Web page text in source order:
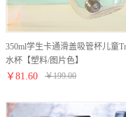
350ml学生卡通滑盖吸管杯儿童
水杯【塑料/图片色】
￥ 81.60 ￥199.00